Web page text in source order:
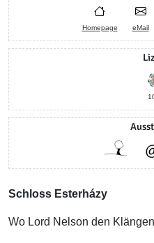
Homepage eMail
Schloss Esterházy
Wo Lord Nelson den